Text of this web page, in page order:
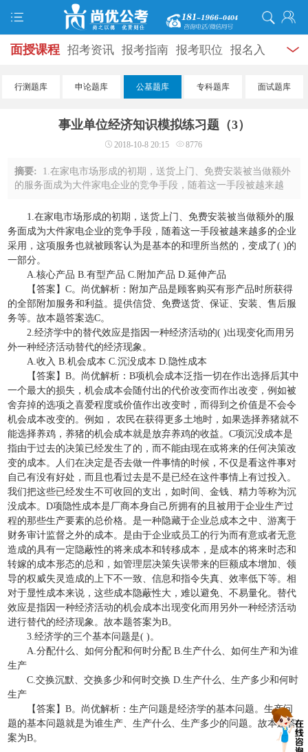
面授课程 招考资讯 报考指南 报考职位 报名入
口 打准考证 成绩查询 面试公告 录用公示 辅导
学员风采 名师团队
服务信息
行测题库 申论题库 公基题库 专科题库 面试题库
事业单位经济知识模拟练习题（3）
2018-10-8 20:15 8776
摘要: 1.在家电市场形成的初期，送货上门、免费安装被当做额外
的服务面成为大件家电企业的竞争手段，随着这一手段被越来越
的，变成了( )的一部分。A.核心产品 B.有 ...
1.在家电市场形成的初期，送货上门、免费安装被当做额外的服
务面成为大件家电企业的竞争手段，随着这一手段被越来越多的企业
采用，这项服务也就被顾客认为是基本的和理所当然的，变成了( )的
一部分。
A.核心产品 B.有型产品 C.附加产品 D.延伸产品
【答案】C。尚优解析：附加产品是顾客购买有形产品时所获得
的全部附加服务和利益。提供信贷、免费送货、保证、安装、售后服
务等。故本题答案选C。
2.经济学中的替代效应是指因一种经济活动的( )出现变化而用另
外一种经济活动替代的经济现象。
A.收入 B.机会成本 C.沉没成本 D.隐性成本
【答案】B。尚优解析：B项机会成本泛指一切在作出选择后其中
一个最大的损失，机会成本会随付出的代价改变而作出改变，例如被
舍弃掉的选项之喜爱程度或价值作出改变时，而得到之价值是不会令
机会成本改变的。例如， 农民在获得更多土地时，如果选择养猪就不
能选择养鸡，养猪的机会成本就是放弃养鸡的收益。C项沉没成本是
指由于过去的决策已经发生了的，而不能由现在或将来的任何决策改
变的成本。人们在决定是否去做一件事情的时候，不仅是看这件事对
自己有没有好处，而且也看过去是不是已经在这件事情上有过投入。
我们把这些已经发生不可收回的支出，如时间、金钱、精力等称为沉
没成本。D项隐性成本是厂商本身自己所拥有的且被用于企业生产过
程的那些生产要素的总价格。是一种隐藏于企业总成本之中、游离于
财务审计监督之外的成本。是由于企业或员工的行为而有意或者无意
造成的具有一定隐蔽性的将来成本和转移成本，是成本的将来时态和
转嫁的成本形态的总和，如管理层决策失误带来的巨额成本增加、领
导的权威失灵造成的上下不一致、信息和指令失真、效率低下等。相
对于显性成本来说，这些成本隐蔽性大，难以避免、不易量化。替代
效应是指因一种经济活动的机会成本出现变化而用另外一种经济活动
进行替代的经济现象。故本题答案为B。
3.经济学的三个基本问题是( )。
A.分配什么、如何分配和何时分配 B.生产什么、如何生产和为谁
生产
C.交换沉默、交换多少和何时交换 D.生产什么、生产多少和何时
生产
【答案】B。尚优解析：生产问题是经济学的基本问题。生产问
题的基本问题就是为谁生产、生产什么、生产多少的问题。故本题答
案为B。